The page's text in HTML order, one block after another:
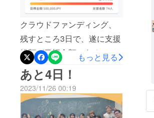
次第、ホームページを公開
するので、要チェックで
す！！最近肌寒い日が続き
ますが、皆様も体調に気を
つけてお過ごしください！
以上、本日の活動報告でし
た！！
クラウドファンディング、
残すところ3日で、遂に支援
総額が目標金額である
500,000を上回り、537,777
円となりました！！74人の
支援者の方々のおかげで
す。本当にありがとうござ
もっと見る
あと4日！
2023/11/26 00:19